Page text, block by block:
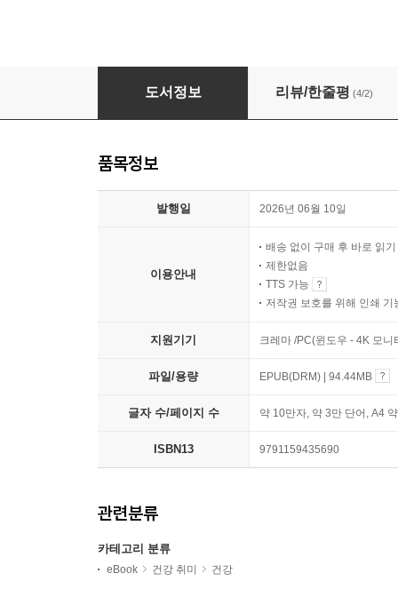
간암 환문명답
도서정보 리뷰/한줄평 (4/2)
품목정보
발행일 2026년 06월 10일
이용안내
배송 없이 구매 후 바로 읽기
제한없음
TTS 가능
저작권 보호를 위해 인쇄 기
지원기기 크레마 /PC(윈도우 - 4K 모
파일/용량 EPUB(DRM) | 94.44MB
글자 수/페이지 수 약 10만자, 약 3만 단어, A4
ISBN13 9791159435690
관련분류
카테고리 분류
eBook 건강 취미 건강